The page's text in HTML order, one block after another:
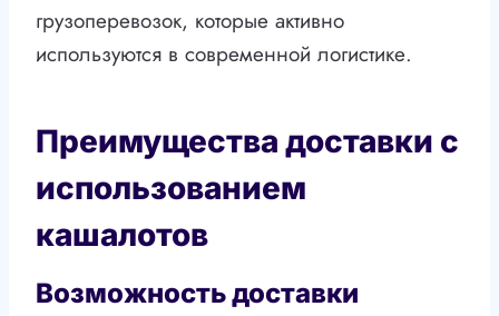
грузоперевозок, которые активно
используются в современной логистике.
Преимущества доставки с
использованием
кашалотов
Возможность доставки